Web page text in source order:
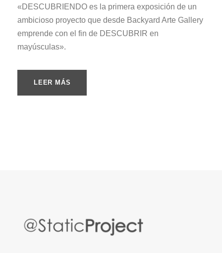
«DESCUBRIENDO es la primera exposición de un
ambicioso proyecto que desde Backyard Arte Gallery
emprende con el fin de DESCUBRIR en
mayúsculas».
LEER MÁS